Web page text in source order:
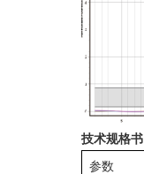
技术规格书
参数